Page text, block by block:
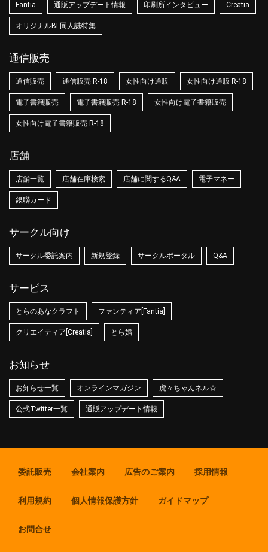
Fantia 通販アップデート情報 印刷所インタビュー Creatia
オリジナルBL同人誌特集
通信販売
通信販売 通信販売 R-18 女性向け通販 女性向け通販 R-18
電子書籍販売 電子書籍販売 R-18 女性向け電子書籍販売
女性向け電子書籍販売 R-18
店舗
店舗一覧 店舗在庫検索 店舗に関するQ&A 電子マネー
銀聯カード
サークル向け
サークル委託案内 新規登録 サークルポータル Q&A
サービス
とらのあなクラフト ファンティア[Fantia]
クリエイティア[Creatia] とら婚
お知らせ
お知らせ一覧 オンラインマガジン 虎々ちゃんネル☆
公式Twitter一覧 通販アップデート情報
委託販売 会社案内 広告のご案内 採用情報
利用規約 個人情報保護方針 ガイドマップ
お問合せ